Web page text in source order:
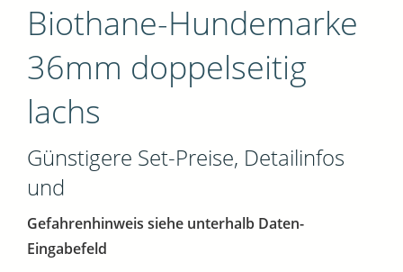
Biothane-Hundemarke
36mm doppelseitig
lachs
Günstigere Set-Preise, Detailinfos
und
Gefahrenhinweis siehe unterhalb Daten-
Eingabefeld